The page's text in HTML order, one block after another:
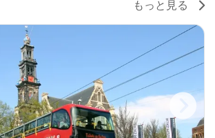
もっと見る